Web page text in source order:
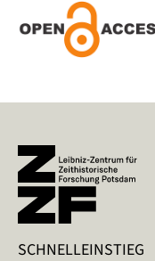
SCHNELLEINSTIEG